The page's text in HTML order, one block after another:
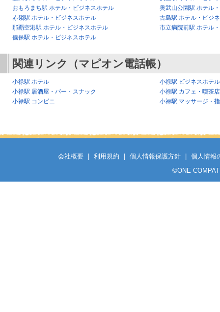
おもろまち駅 ホテル・ビジネスホテル
奥武山公園駅 ホテル
赤嶺駅 ホテル・ビジネスホテル
古島駅 ホテル・ビジ
那覇空港駅 ホテル・ビジネスホテル
市立病院前駅 ホテル
儀保駅 ホテル・ビジネスホテル
関連リンク（マピオン電話帳）
小禄駅 ホテル
小禄駅 ビジネスホテル
小禄駅 居酒屋・バー・スナック
小禄駅 カフェ・喫茶店
小禄駅 コンビニ
小禄駅 マッサージ・
会社概要 利用規約 個人情報保護方針
個人情報
©ONE